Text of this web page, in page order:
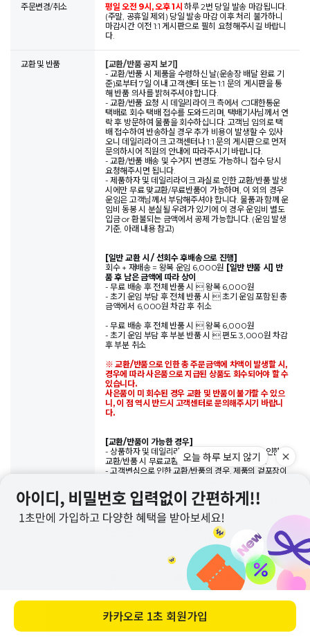
바로 구매하기
주문변경/취소 평일 오전 9시, 오후 1시하루 2번 당일 발송 마감됩니다.
(주말, 공휴일 제외) 당일 발송 마감 이후 처리 불가하니
마감시간 이전 1:1 게시판으로 필히 요청해주시길 바랍니
다.
교환 및 반품
[교환/반품 공지 보기]
- 교환/반품 시 제품을 수령하신 날(운송장 배달 완료 기
준)로부터 7일 이내 고객센터 또는 1:1 문의 게시판을 통
해 반품 의사를 밝혀주셔야 합니다.
- 교환/반품 요청 시 데일리라이크 측에서 CJ대한통운
택배로 회수 택배 접수를 도와드리며, 택배기사님께서 연
락 후 방문하여 물품을 회수하십니다. 고객님 임의로 택
배 접수하여 반송하실 경우 추가 비용이 발생할 수 있사
오니 데일리라이크 고객센터나 1:1 문의 게시판으로 먼저
문의하시어 직원의 안내에 따라주시기 바랍니다.
- 교환/반품 배송 및 수거지 변경도 가능하니 접수 당시
요청해주시면 됩니다.
- 제품하자 및 데일리라이크 과실로 인한 교환/반품 발생
시에만 무료 맞교환/무료반품이 가능하며, 이 외의 경우
운임은 고객님께서 부담해주셔야 합니다. 물품과 함께 운
임비 동봉 시 분실될 우려가 있기에 이 경우 운임비 별도
입금 or 환불되는 금액에서 공제 가능합니다. (운임 발생
기준, 아래 내용 참고)
[일반 교환 시 / 선회수 후배송으로 진행]
회수 + 재배송 = 왕복 운임 6,000원 [일반 반품 시] 반
품 후 남은 금액에 따라 상이
- 무료 배송 후 전체 반품 시  왕복 6,000원
- 초기 운임 부담 후 전체 반품 시  초기 운임 포함된 총
금액에서 6,000원 차감 후 취소
- 무료 배송 후 전체 반품 시  왕복 6,000원
- 초기 운임 부담 후 부분 반품 시  편도 3,000원 차감
후 부분 취소
※ 교환/반품으로 인한 총 주문금액에 차액이 발생할 시,
경우에 따라 사은품으로 지급된 상품도 회수되어야 할 수
있습니다.
사은품이 미 회수된 경우 교환 및 반품이 불가할 수 있으
니, 이 점 역시 반드시 고객센터로 문의해주시기 바랍니
다.
[교환/반품이 가능한 경우]
- 상품하자 및 데일리라이크의 과실(오배송 등)로 인한
교환/반품 시 무료교환 및 무료반품이 가능합니다.
- 고객변심으로 인한 교환/반품의 경우, 제품의 겉포장이
이 가능합니다.
(한 번 교환한 제품의 재 교환 및 반품은 불가능하오니 교
환을 원하실 경우 신중히 결정해주시기 바랍니다.)
- 마 단위로 판매되는 패브릭(상품명 앞에 ■ 부호로 표
기)은 주문해주시는 단위에 맞춰 재단하여 배송되므로 어
떤 경우에도 교환/반품이 불가능하오니 신중한 구매 부탁
(■ cotton ribbon, ■ 웨빙테이프, ■ 웨빙끈 등, 동일
전 확인 부탁드립니다.